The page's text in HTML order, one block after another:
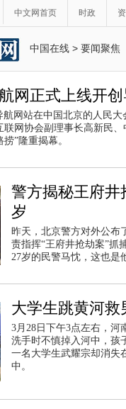
中文网首页 时政
中国在线 > 要闻聚焦
网正式上线开
航网站在中国北京的人民
联网协会副理事长高新民
”隆重揭幕。
警方揭秘王府井
岁
昨天，北京警方对外公布
责指挥“王府井抢劫案”抓
27岁的民警马忱，这也是
大学生跳黄河
3月28日下午3点左右，河
洗手时不慎掉入河中，孩
一名大学生武耀宗却消失
中。